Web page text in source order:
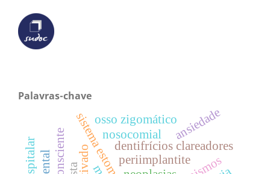
Palavras-chave
periimplantite
dentifrícios clareadores
ansiedade
osso zigomático
nosocomial